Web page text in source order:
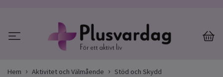
Hem Aktivitet och Välmående Stöd och Skydd